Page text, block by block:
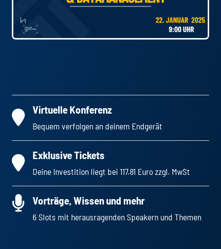
Virtuelle Konferenz
Bequem verfolgen an deinem Endgerät
Exklusive Tickets
Deine Investition liegt bei 117.81 Euro zzgl. MwSt
Vorträge, Wissen und mehr
6 Slots mit herausragenden Speakern und Themen